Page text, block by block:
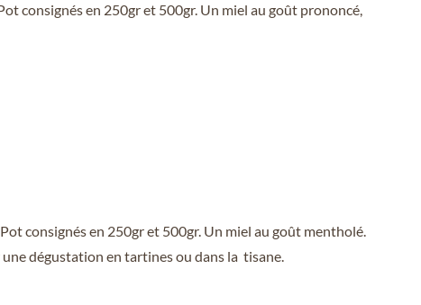
consignés en 250gr et 500gr. Un miel au goût prononcé,
consignés en 250gr et 500gr. Un miel au goût mentholé.
dégustation en tartines ou dans la tisane.